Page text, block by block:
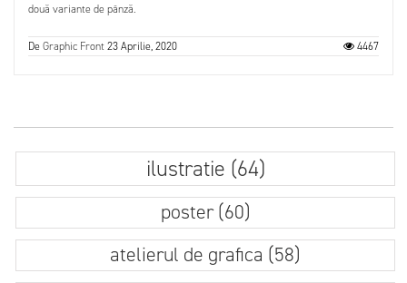
două variante de pânză.
DeGraphic Front23 Aprilie, 2020 4467
ilustratie (64)
poster (60)
atelierul de grafica (58)